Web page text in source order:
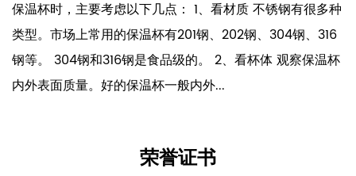
清洁保温瓶。打开保温杯的盖子，用卫生纸或纸巾擦拭瓶
口，去除杂质和灰尘，这有利于后续的操作和维修。 更换
密封圈。如果保温杯的密封圈老化或损坏，就会影响其保
效果。您可以检查密封圈的状况，必要时更换新的。 更换
荣誉证书